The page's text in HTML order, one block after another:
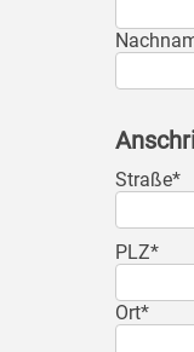
Straße*
PLZ*
Ort*